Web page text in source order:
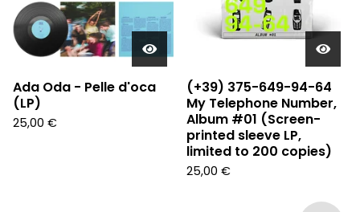
Ada Oda - Pelle d'oca
(LP)
25,00 €
(+39) 375-649-94-64
My Telephone Number,
Album #01 (Screen-
printed sleeve LP,
limited to 200 copies)
25,00 €